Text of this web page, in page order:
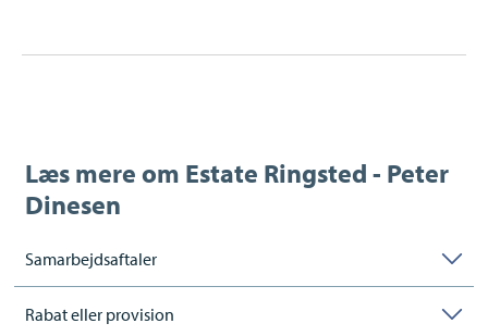
Læs mere om Estate Ringsted - Peter
Dinesen
Samarbejdsaftaler
Rabat eller provision